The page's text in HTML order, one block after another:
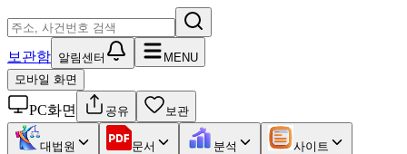
보관함 알림센터
MENU
모바일 화면
PC화면 공유 보관
대법원 문서 분석 사이트